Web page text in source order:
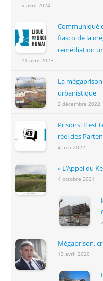
5 avril 2024
Communiqué
fiasco de la
remédiation
21 avril 2023
La
urbanistique
2 décembre 2022
Prisons: Il est
réel des
4 mai 2022
« L’Appel du
4 octobre 2021
Mégaprison,
13 avril 2020